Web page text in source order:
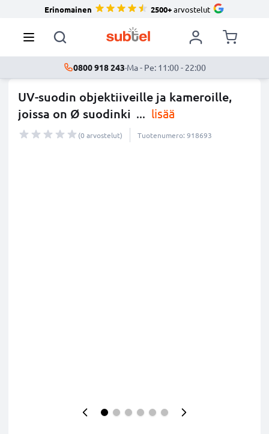
Erinomainen 2500+arvostelut
0800 918 243·Ma - Pe: 11:00 - 22:00
UV-suodin objektiiveille ja kameroille,
joissa on Ø suodinki ... lisää
(0 arvostelut) Tuotenumero: 918693